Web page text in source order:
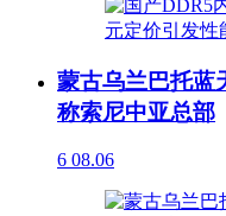
蒙古乌兰巴托蓝
称索尼中亚总部
6 08.06